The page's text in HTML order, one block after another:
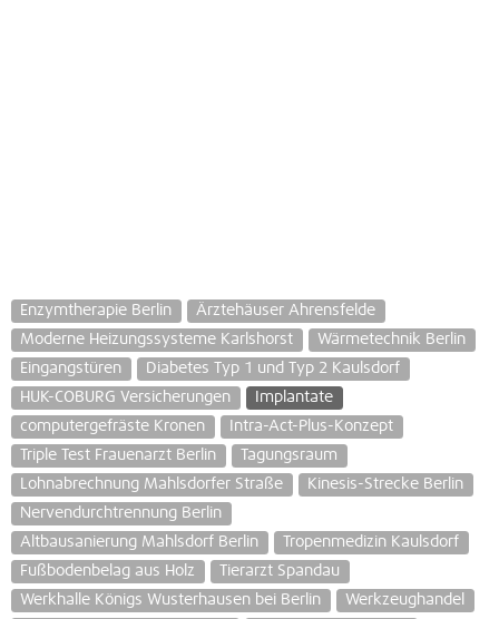
Enzymtherapie Berlin
Ärztehäuser Ahrensfelde
Moderne Heizungssysteme Karlshorst
Wärmetechnik Berlin
Eingangstüren
Diabetes Typ 1 und Typ 2 Kaulsdorf
HUK-COBURG Versicherungen
Implantate
computergefräste Kronen
Intra-Act-Plus-Konzept
Triple Test Frauenarzt Berlin
Tagungsraum
Lohnabrechnung Mahlsdorfer Straße
Kinesis-Strecke Berlin
Nervendurchtrennung Berlin
Altbausanierung Mahlsdorf Berlin
Tropenmedizin Kaulsdorf
Fußbodenbelag aus Holz
Tierarzt Spandau
Werkhalle Königs Wusterhausen bei Berlin
Werkzeughandel